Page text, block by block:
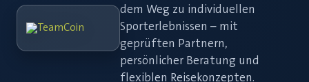
dem Weg zu individuellen
Sporterlebnissen – mit
geprüften Partnern,
persönlicher Beratung und
flexiblen Reisekonzepten.